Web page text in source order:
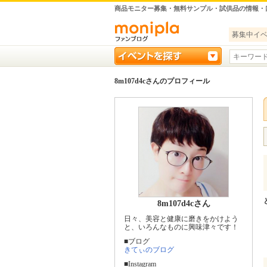
商品モニター募集・無料サンプル・試供品の情報・
募集中イ
8m107d4cさんのプロフィール
8m107d4cさん
日々、美容と健康に磨きをかけよう
と、いろんなものに興味津々です！
■ブログ
きてぃのブログ
■Instagram